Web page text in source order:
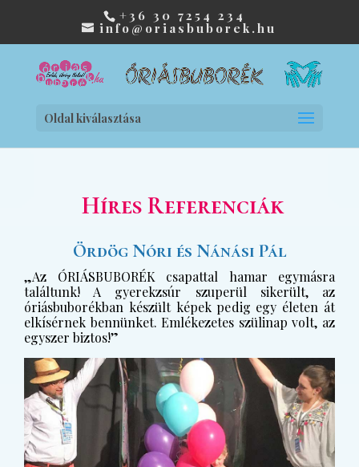
+36 30 7254 234
info@oriasbuborek.hu
Oldal kiválasztása
Híres Referenciák
Ördög Nóri és Nánási Pál
„Az ÓRIÁSBUBORÉK csapattal hamar egymásra
találtunk! A gyerekzsúr szuperül sikerült, az
óriásbuborékban készült képek pedig egy életen át
elkísérnek bennünket. Emlékezetes szülinap volt, az
egyszer biztos!”